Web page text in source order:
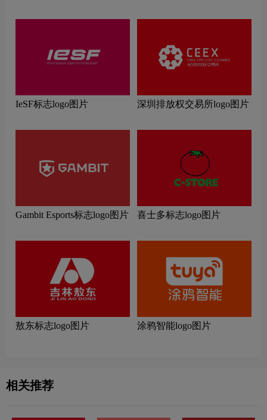
IeSF标志logo图片 深圳排放权交易所logo图片
Gambit Esports标志logo图片 喜士多标志logo图片
敖东标志logo图片 涂鸦智能logo图片
相关推荐